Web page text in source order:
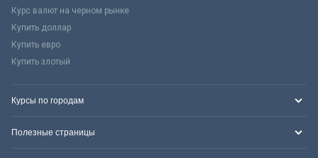
Курс валют на черном рынке
Купить доллар
Купить евро
Купить злотый
Курсы по городам
Полезные страницы